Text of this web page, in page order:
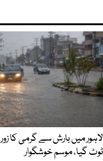
لاہور میں بارش سے گرمی کا زور
ٹوٹ گیا، موسم خوشگوار